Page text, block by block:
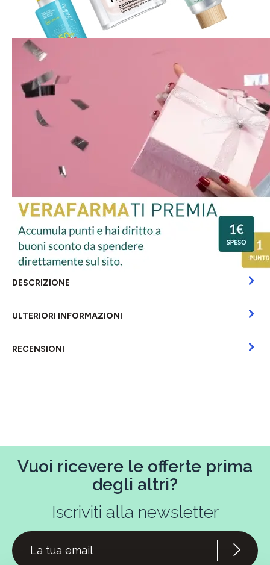
DESCRIZIONE
ULTERIORI INFORMAZIONI
RECENSIONI
Vuoi ricevere le offerte prima
degli altri?
Iscriviti alla newsletter